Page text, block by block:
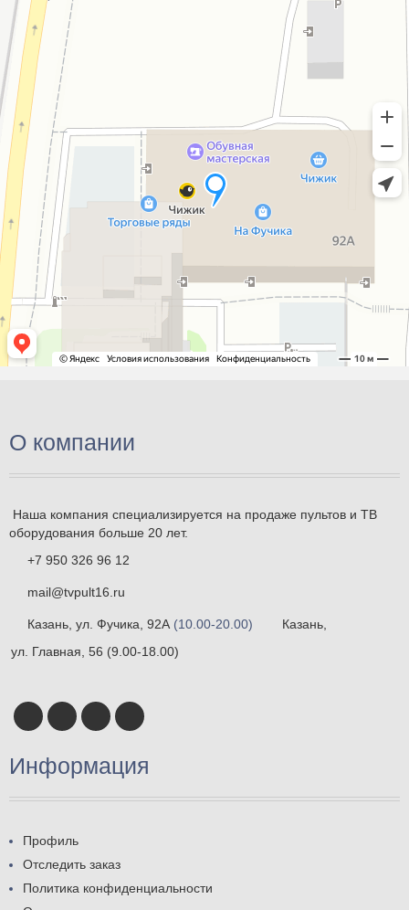
О компании
Наша компания специализируется на продаже пультов и ТВ
оборудования больше 20 лет.
+7 950 326 96 12
mail@tvpult16.ru
Казань, ул. Фучика, 92А (10.00-20.00)
Казань,
ул. Главная, 56 (9.00-18.00)
Информация
Профиль
Отследить заказ
Политика конфиденциальности